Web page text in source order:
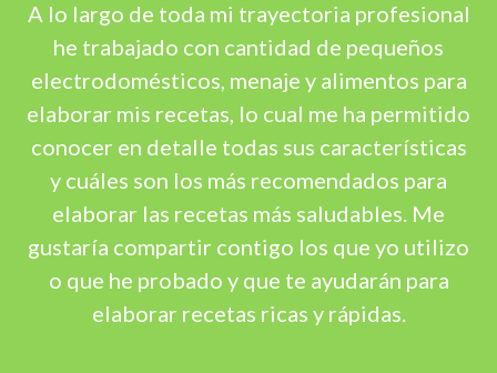
A lo largo de toda mi trayectoria profesional
he trabajado con cantidad de pequeños
electrodomésticos, menaje y alimentos para
elaborar mis recetas, lo cual me ha permitido
conocer en detalle todas sus características
y cuáles son los más recomendados para
elaborar las recetas más saludables. Me
gustaría compartir contigo los que yo utilizo
o que he probado y que te ayudarán para
elaborar recetas ricas y rápidas.